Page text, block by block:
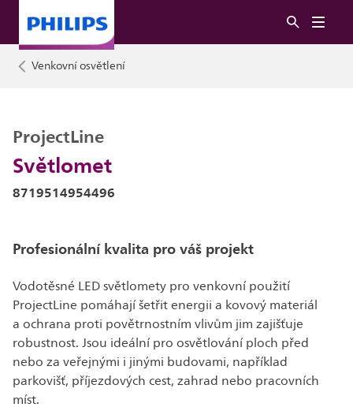
Venkovní osvětlení
Světlomet
ProjectLine
8719514954496
Profesionální kvalita pro váš projekt
Vodotěsné LED světlomety pro venkovní použití
ProjectLine pomáhají šetřit energii a kovový materiál
a ochrana proti povětrnostním vlivům jim zajišťuje
robustnost. Jsou ideální pro osvětlování ploch před
nebo za veřejnými i jinými budovami, například
parkovišť, příjezdových cest, zahrad nebo pracovních
míst.